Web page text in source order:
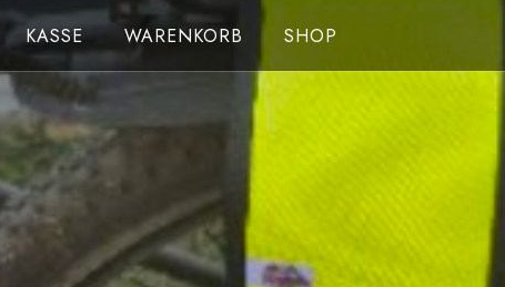
KASSE WARENKORB SHOP